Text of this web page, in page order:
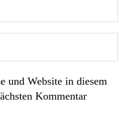
und Website in diesem
Kommentar